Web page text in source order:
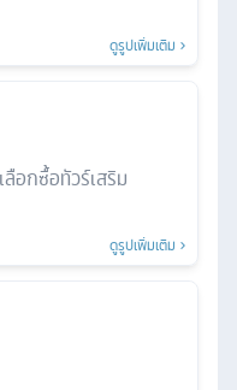
ดูรูปเพิ่มเติม
ลือกซื้อทัวร์เสริม
ดูรูปเพิ่มเติม